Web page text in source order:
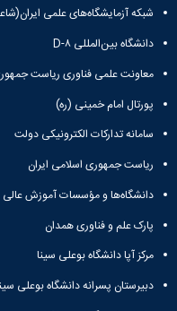
شبکه آزمایشگاه‌های علمی
دانشگاه بین‌المللی D-۸
معاونت علمی فناوری ریاست
پورتال امام خمینی (ره)
سامانه تدارکات الکترونیکی دولت
ریاست جمهوری اسلامی ایران
دانشگاه‌ها و مؤسسات آموزش عالی
پارک علم و فناوری همدان
مرکز آپا دانشگاه بوعلی سینا
دبیرستان پسرانه دانشگاه بوعلی